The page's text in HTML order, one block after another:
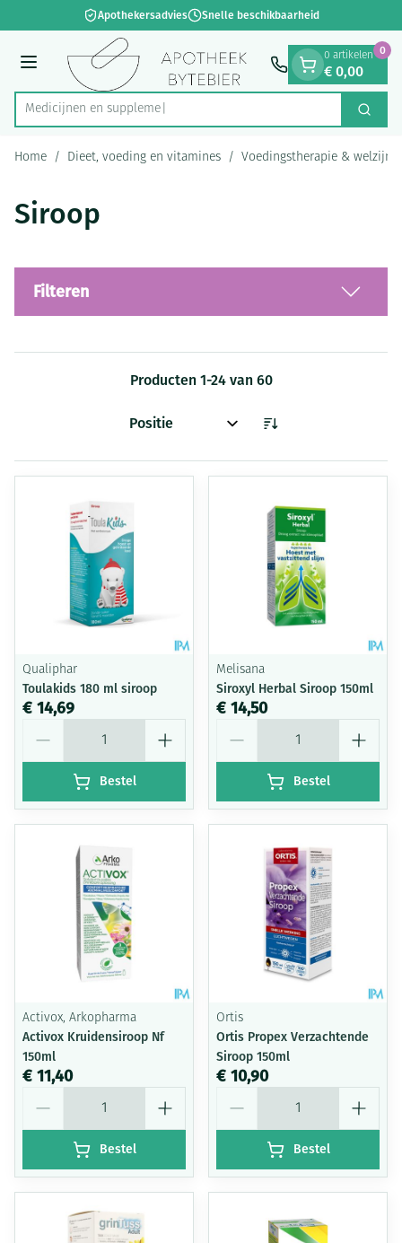
Ga naar de inhoudApothekersadvies Snelle beschikbaarheid
Menu
Product, merk, categorie...
Med Zoek
0 artikelen
€ 0,00
0
Home / Dieet, voeding en vitamines / Voedingstherapie & welzijn
Siroop
Filteren
Producten 1-24van 60
Sorteer op:
Qualiphar
Toulakids 180 ml siroop
€ 14,69
Bestel
Melisana
Siroxyl Herbal Siroop 150ml
€ 14,50
Bestel
Activox, Arkopharma
Activox Kruidensiroop Nf
150ml
€ 11,40
Bestel
Ortis
Ortis Propex Verzachtende
Siroop 150ml
€ 10,90
Bestel